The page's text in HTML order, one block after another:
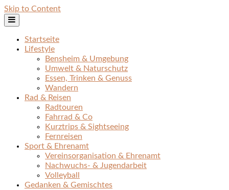
Skip to Content
Startseite
Lifestyle
Bensheim & Umgebung
Umwelt & Naturschutz
Essen, Trinken & Genuss
Wandern
Rad & Reisen
Radtouren
Fahrrad & Co
Kurztrips & Sightseeing
Fernreisen
Sport & Ehrenamt
Vereinsorganisation & Ehrenamt
Nachwuchs- & Jugendarbeit
Volleyball
Gedanken & Gemischtes